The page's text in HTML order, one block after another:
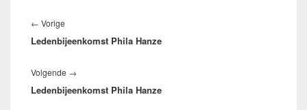
navigatie
← Vorige
bericht:
Ledenbijeenkomst Phila Hanze
Volgende →
bericht:
Ledenbijeenkomst Phila Hanze